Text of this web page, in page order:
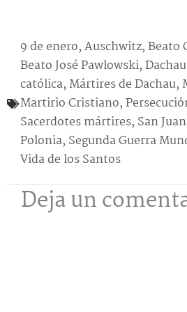
9 de enero,Auschwitz,Beato
Beato José Pawlowski,Dachau
católica,Mártires de Dachau,
Martirio Cristiano,
Sacerdotes mártires, San
Polonia, Segunda Guerra
Vida de los Santos
Deja un